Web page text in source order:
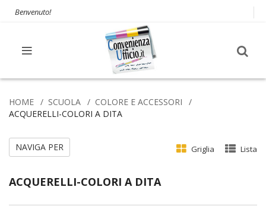
Benvenuto!
HOME SCUOLA
COLORE E ACCESSORI
ACQUERELLI-COLORI A DITA
ACQUERELLI-COLORI A DITA
Griglia Lista
NAVIGA PER